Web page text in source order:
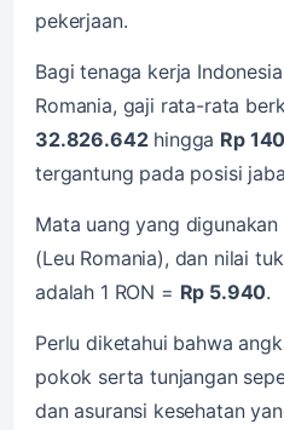
pekerjaan.
Bagi tenaga kerja
Romania, gaji rata-rata
32.826.642hingga Rp
tergantung pada posisi
Mata uang yang digunakan
(Leu Romania), dan nilai
adalah 1 RON = Rp 5.940.
Perlu diketahui bahwa
pokok serta tunjangan
dan asuransi kesehatan